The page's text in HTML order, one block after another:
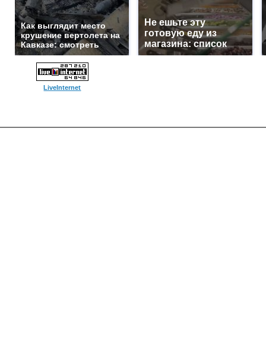
Как выглядит место
крушение вертолета на
Кавказе: смотреть
Не ешьте эту
готовую еду из
магазина: список
LiveInternet